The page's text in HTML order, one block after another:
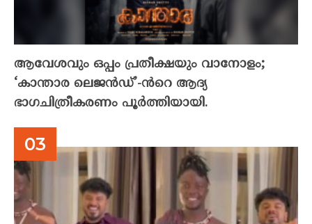
ആവേശവും ഒപ്പം പ്രതീക്ഷയും വാനോളം;
‘കാന്താര ലെജൻഡ്’-ൻറെ ആദ്യ
ഭാഗചിത്രീകരണം പൂർത്തിയായി.